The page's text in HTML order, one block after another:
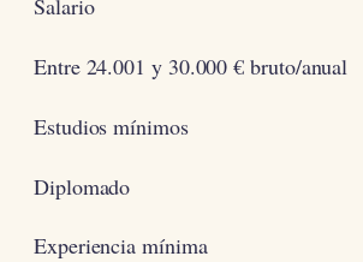
Salario
Entre 24.001 y 30.000 € bruto/anual
Estudios mínimos
Diplomado
Experiencia mínima